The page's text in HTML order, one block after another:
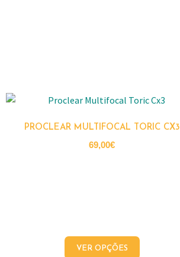
PROCLEAR MULTIFOCAL TORIC CX3
69,00€
VER OPÇÕES